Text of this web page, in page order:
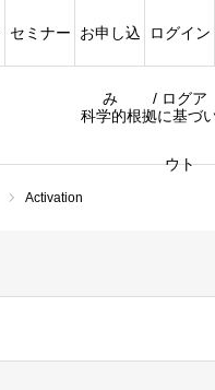
科学的根拠に基づ
セミナー お申し込
み
ログイン
/ ログア
ウト
Activation